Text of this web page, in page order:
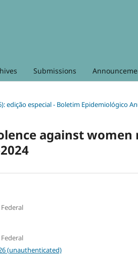
Submissions
edição especial - Boletim Epidemiológico
against women
(unauthenticated)